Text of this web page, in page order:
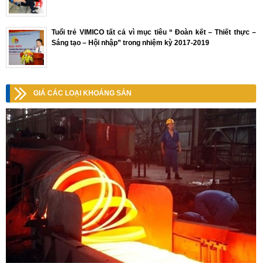
Tuổi trẻ VIMICO tất cả vì mục tiêu “ Đoàn kết – Thiết thực –
Sáng tạo – Hội nhập” trong nhiệm kỳ 2017-2019
GIÁ CÁC LOẠI KHOÁNG SẢN